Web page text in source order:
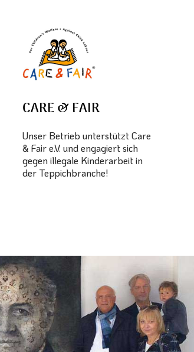
CARE & FAIR
Unser Betrieb unterstützt Care
& Fair e.V. und engagiert sich
gegen illegale Kinderarbeit in
der Teppichbranche!